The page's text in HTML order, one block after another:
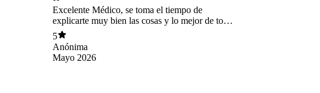
Excelente Médico, se toma el tiempo de
explicarte muy bien las cosas y lo mejor de todo
es que es muy profesional.
5
Anónima
Mayo 2026